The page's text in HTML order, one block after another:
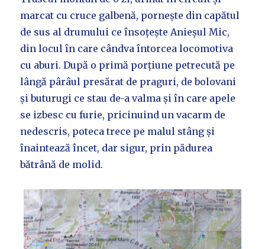
marcat cu cruce galbenă, pornește din capătul
de sus al drumului ce însoțește Anieșul Mic,
din locul în care cândva întorcea locomotiva
cu aburi. După o primă porțiune petrecută pe
lângă pârâul presărat de praguri, de bolovani
și buturugi ce stau de-a valma și în care apele
se izbesc cu furie, pricinuind un vacarm de
nedescris, poteca trece pe malul stâng și
înaintează încet, dar sigur, prin pădurea
bătrână de molid.